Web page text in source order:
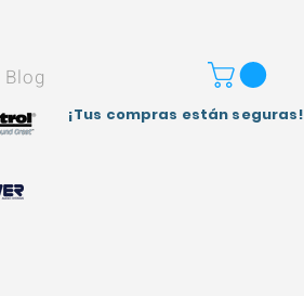
Blog
¡Tus compras están seguras!